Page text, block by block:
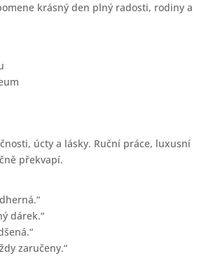
krásný den plný radosti, rodiny a
úcty a lásky. Ruční práce, luxusní
překvapí.
dárek.“
zaručeny.“